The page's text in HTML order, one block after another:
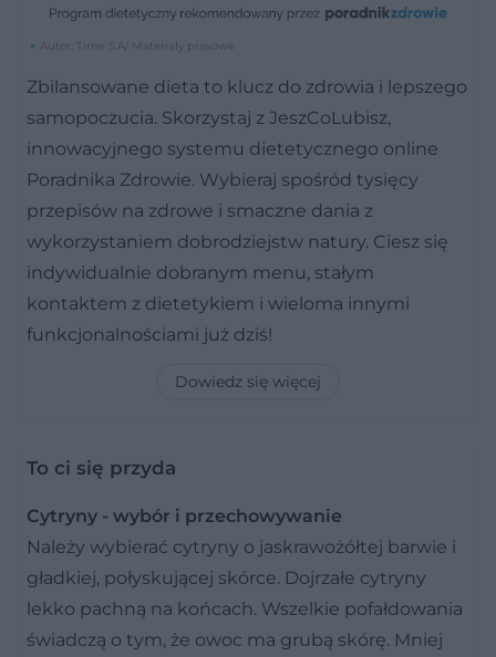
Autor: Time S.A/ Materiały prasowe
Zbilansowane dieta to klucz do zdrowia i lepszego
samopoczucia. Skorzystaj z JeszCoLubisz,
innowacyjnego systemu dietetycznego online
Poradnika Zdrowie. Wybieraj spośród tysięcy
przepisów na zdrowe i smaczne dania z
wykorzystaniem dobrodziejstw natury. Ciesz się
indywidualnie dobranym menu, stałym
kontaktem z dietetykiem i wieloma innymi
funkcjonalnościami już dziś!
Dowiedz się więcej
To ci się przyda
Cytryny - wybór i przechowywanie
Należy wybierać cytryny o jaskrawożółtej barwie i
gładkiej, połyskującej skórce. Dojrzałe cytryny
lekko pachną na końcach. Wszelkie pofałdowania
świadczą o tym, że owoc ma grubą skórę. Mniej